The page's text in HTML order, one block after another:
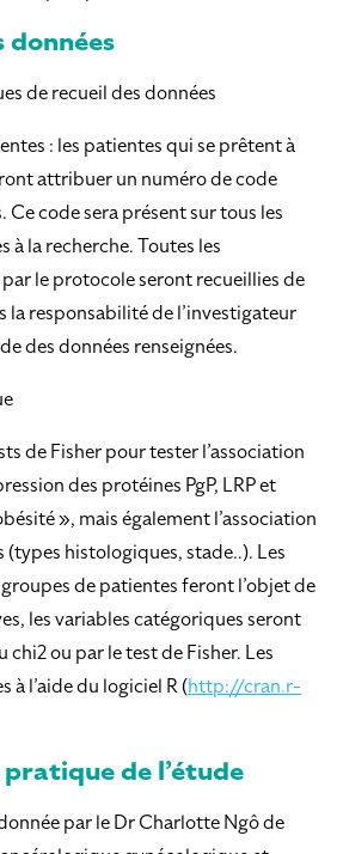
données
de recueil des données
: les patientes qui se prêtent à
attribuer un numéro de code
Ce code sera présent sur tous les
à la recherche. Toutes les
le protocole seront recueillies de
la responsabilité de l’investigateur
des données renseignées.
de Fisher pour tester l’association
des protéines PgP, LRP et
», mais également l’association
(types histologiques, stade..). Les
de patientes feront l’objet de
les variables catégoriques seront
chi2 ou par le test de Fisher. Les
à l’aide du logiciel R (http://cran.r-
de l’étude
par le Dr Charlotte Ngô de